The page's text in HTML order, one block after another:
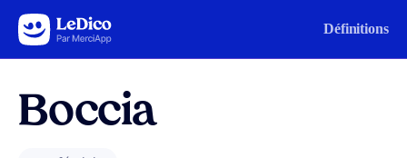
Aller au contenu Définitions
Boccia